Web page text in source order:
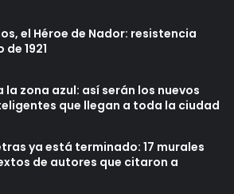
el Héroe de Nador: resistencia
1921
la zona azul: así serán los nuevos
que llegan a toda la ciudad
ya está terminado: 17 murales
de autores que citaron a